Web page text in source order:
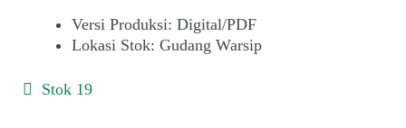
Versi Produksi: Digital/PDF
Lokasi Stok: Gudang Warsip
Stok 19